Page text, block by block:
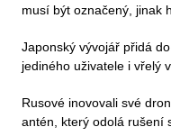
musí být označený, jinak
Japonský vývojář přidá
jediného uživatele i vřelý
Rusové inovovali své
antén, který odolá rušení